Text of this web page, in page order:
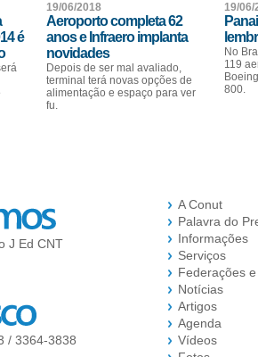
é
19/06/2018
Aeroporto completa 62
anos e Infraero implanta
novidades
Depois de ser mal avaliado,
terminal terá novas opções de
alimentação e espaço para ver
fu.
19/06/
No
119
800.
J Ed CNT
/ 3364-3838
A Conut
Palavra do
Informações
Serviços
Federações
Notícias
Artigos
Agenda
Vídeos